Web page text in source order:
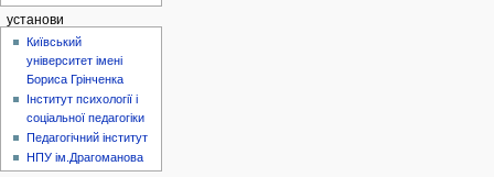
установи
Київський
університет імені
Бориса Грінченка
Інститут психології і
соціальної педагогіки
Педагогічний інститут
НПУ ім.Драгоманова